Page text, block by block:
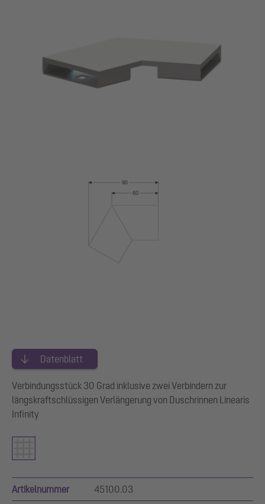
Datenblatt
Verbindungsstück 30 Grad inklusive zwei Verbindern zur
längskraftschlüssigen Verlängerung von Duschrinnen Linearis
Infinity
Artikelnummer 45100.03